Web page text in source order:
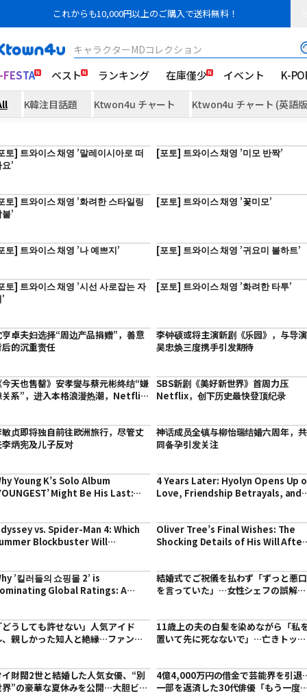
これからも10,000円以上のご購入で送料無料！
キャラクターMDコレクション
FESTA ベスト ランキング 在庫僅少 イベント K-
K韓注目話題 Ktwon4u チャート Ktwon4u チャート (英語
토] 트와이스 채영 ’말레이시아로 떠
’
[포토] 트와이스 채영 ’미모 반짝’
토] 트와이스 채영 ’화려한 스타일링
’
[포토] 트와이스 채영 ’꽃미모’
토] 트와이스 채영 ’나 예쁘지’ [포토] 트와이스 채영 ’귀요미 볼하트’
토] 트와이스 채영 ’시선 사로잡는 자
[포토] 트와이스 채영 ’화려한 타투’
卓夫妇选择“周边产品捐赠”，善意
的沉重责任
李钟硕或将主演新剧《乐园》，与导演
吴忠焕三度携手引发期待
今天也售罄》安孝燮与蔡元彬终结“嫌
关系”，进入本格浪漫热潮，Netflix
SBS新剧《美好新世界》首周力压
Netflix，创下历史最快登顶纪录
贞即将独自前往欧洲旅行，尽管丈
李炳宪及儿子反对
神话成员全镇与柳怡瑞结婚六周年，共
同备孕引发关注
Young K’s Solo Album
Might Be His Last:
4 Years Later: Hyolyn Opens Up
Love, Friendship Betrayals, and
vs. Spider-Man 4: Which
Blockbuster Will
Oliver Tree’s Final Wishes: The
Shocking Details of His Will After
’킬러들의 쇼핑몰 2’ is
Global Ratings: A
結婚式でご祝儀を払わず「ずっと悪口
を言っていた」…女性シェフの誤解を
どうしても許せない」人気アイド
親しかった知人と絶縁…ファンに
11歳上の夫の白髪を染めながら「私
置いて先に死なないで」…亡きトップ
イ財閥2世と結婚した人気女優、“別
”の豪華な夏休みを公開…大胆ビキ
4億4,000万円の借金で芸能界を引退
一部を返済した30代俳優「もう一度、